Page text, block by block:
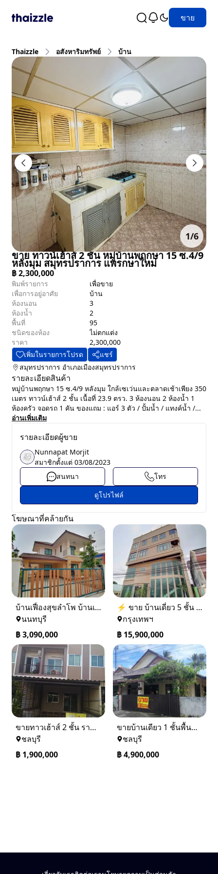
ขาย
Thaizzle อสังหาริมทรัพย์ บ้าน
1/6
ขาย ทาวน์เฮ้าส์ 2 ชั้น หมู่บ้านพฤกษา 15 ซ.4/9
หลังมุม สมุทรปราการ แพรกษาใหม่
฿2,300,000
พิมพ์รายการ
เพื่อขาย
เพื่อการอยู่อาศัย
บ้าน
ห้องนอน
3
ห้องน้ำ
2
พื้นที่
95
ชนิดของห้อง
ไม่ตกแต่ง
ราคา
2,300,000
เพิ่มในรายการโปรด
แชร์
สมุทรปราการ อำเภอเมืองสมุทรปราการ
รายละเอียดสินค้า
หมู่บ้านพฤกษา 15 ซ.4/9 หลังมุม ใกล้เซเว่นและตลาดเช้าเพียง 350
เมตร ทาวน์เฮ้าส์ 2 ชั้น เนื้อที่ 23.9 ตรว. 3 ห้องนอน 2 ห้องน้ำ 1
ห้องครัว จอดรถ 1 คัน ของแถม : แอร์ 3 ตัว / ปั้มนํ้า / แทงค์นํ้า /...
อ่านเพิ่มเติม
รายละเอียดผู้ขาย
Nunnapat Morjit
สมาชิกตั้งแต่ 03/08/2023
สนทนา
โทร
ดูโปรไฟล์
โฆษณาที่คล้ายกัน
บ้านเฟื่องสุขลำโพ บ้านเดี่ยวสร้างใหม่ บางบัวทอง
นนทบุรี
฿3,090,000
⚡ ขาย บ้านเดี่ยว 5 ชั้น ซอย ประชาชื่น 14 ใกล้ BTS
กรุงเทพฯ
฿ 15,900,000
ขายทาวเฮ้าส์ 2 ชั้น ราคา 1.9 ล้านบาท ที่อยู่ ศรีราชา ชลบุรี
ชลบุรี
฿ 1,900,000
ขายบ้านเดียว 1 ชั้นพื้นที่ 102 ตรว บางละมุง ชลบุรี
ชลบุรี
฿4,900,000